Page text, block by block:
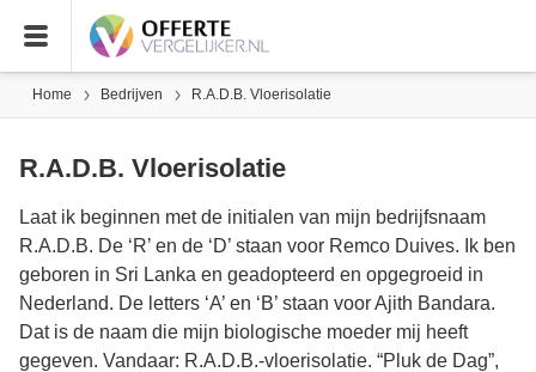
Home Bedrijven R.A.D.B. Vloerisolatie
R.A.D.B. Vloerisolatie
Laat ik beginnen met de initialen van mijn bedrijfsnaam
R.A.D.B. De ‘R’ en de ‘D’ staan voor Remco Duives. Ik ben
geboren in Sri Lanka en geadopteerd en opgegroeid in
Nederland. De letters ‘A’ en ‘B’ staan voor Ajith Bandara.
Dat is de naam die mijn biologische moeder mij heeft
gegeven. Vandaar: R.A.D.B.-vloerisolatie. “Pluk de Dag”,